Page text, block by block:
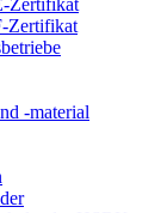
Zertifikat
Zertifikat
-material